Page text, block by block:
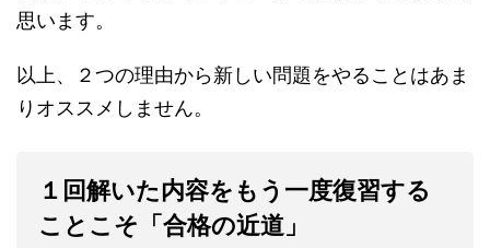
思います。
以上、２つの理由から新しい問題をやることはあま
りオススメしません。
１回解いた内容をもう一度復習する
ことこそ「合格の近道」